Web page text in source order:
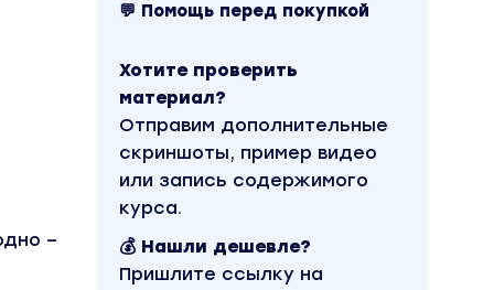
–
💬 Помощь перед покупкой
Хотите проверить
материал?
Отправим дополнительные
скриншоты, пример видео
или запись содержимого
курса.
💰 Нашли дешевле?
Пришлите ссылку на